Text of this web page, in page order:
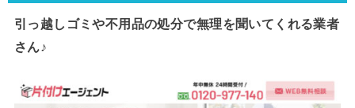
引っ越しゴミや不用品の処分で無理を聞いてくれる業者
さん♪